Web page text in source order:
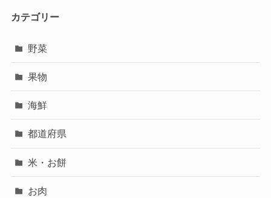
カテゴリー
野菜
果物
海鮮
都道府県
米・お餅
お肉